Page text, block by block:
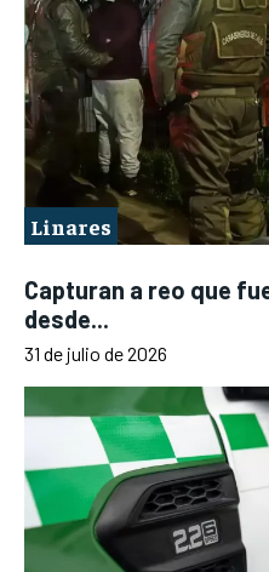
Linares
Capturan a reo que
desde...
31 de julio de 2026